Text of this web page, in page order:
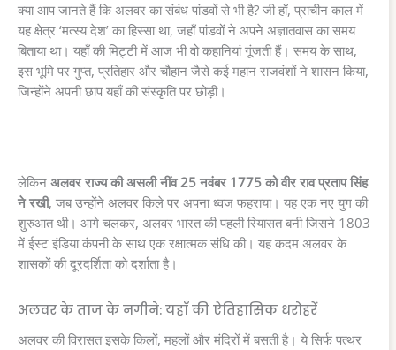
क्या आप जानते हैं कि अलवर का संबंध पांडवों से भी है? जी हाँ, प्राचीन काल में
यह क्षेत्र ‘मत्स्य देश’ का हिस्सा था, जहाँ पांडवों ने अपने अज्ञातवास का समय
बिताया था। यहाँ की मिट्टी में आज भी वो कहानियां गूंजती हैं। समय के साथ,
इस भूमि पर गुप्त, प्रतिहार और चौहान जैसे कई महान राजवंशों ने शासन किया,
जिन्होंने अपनी छाप यहाँ की संस्कृति पर छोड़ी।
लेकिन अलवर राज्य की असली नींव 25 नवंबर 1775 को वीर राव प्रताप सिंह
ने रखी, जब उन्होंने अलवर किले पर अपना ध्वज फहराया। यह एक नए युग की
शुरुआत थी। आगे चलकर, अलवर भारत की पहली रियासत बनी जिसने 1803
में ईस्ट इंडिया कंपनी के साथ एक रक्षात्मक संधि की। यह कदम अलवर के
शासकों की दूरदर्शिता को दर्शाता है।
अलवर के ताज के नगीने: यहाँ की ऐतिहासिक धरोहरें
अलवर की विरासत इसके किलों, महलों और मंदिरों में बसती है। ये सिर्फ पत्थर